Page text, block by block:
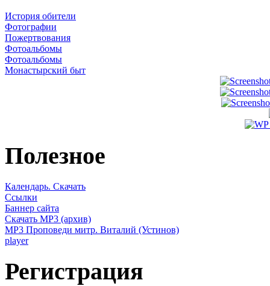
История обители
Фотографии
Пожертвования
Фотоальбомы
Фотоальбомы
Монастырский быт
Полезное
Календарь. Скачать
Ссылки
Баннер сайта
Скачать MP3 (архив)
MP3 Проповеди митр. Виталий (Устинов)
player
Регистрация